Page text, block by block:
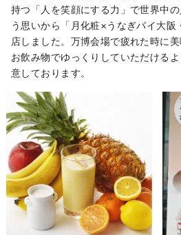
持つ「人を笑顔にする力」で世界中
う思いから「月化粧×うなぎパイ大阪
店しました。万博会場で疲れた時に
お飲み物でゆっくりしていただける
意しております。